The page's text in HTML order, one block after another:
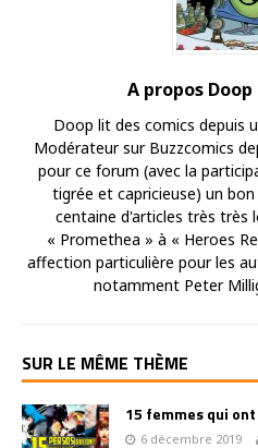
A propos Doop
Doop lit des comics depuis
Modérateur sur Buzzcomics
pour ce forum (avec la
tigrée et capricieuse) un
centaine d'articles très très
« Promethea » à « Heroes
affection particulière pour les
notamment Peter
SUR LE MÊME THÈME
15 femmes qui
6 décembre 2019